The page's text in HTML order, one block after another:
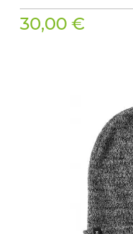
30,00 €